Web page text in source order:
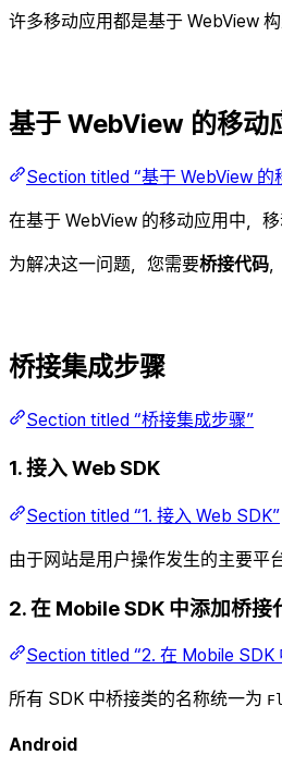
许多移动应用都是基于 WebView
基于 WebView 的移动
Section titled “基于 WebView 的
在基于 WebView 的移动应用中，
为解决这一问题，您需要桥接代码
桥接集成步骤
Section titled “桥接集成步骤”
1. 接入 Web SDK
Section titled “1. 接入 Web SDK”
由于网站是用户操作发生的主要平
2. 在 Mobile SDK 中添加桥接
Section titled “2. 在 Mobile SDK
所有 SDK 中桥接类的名称统一为
Android